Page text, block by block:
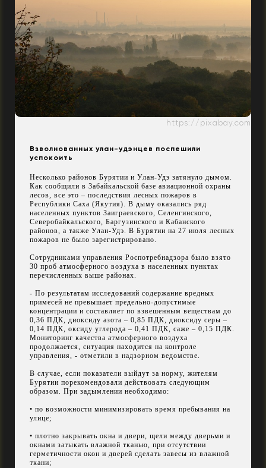
https://pixabay.com
Взволнованных улан-удэнцев поспешили
успокоить
Несколько районов Бурятии и Улан-Удэ затянуло дымом.
Как сообщили в Забайкальской базе авиационной охраны
лесов, все это – последствия лесных пожаров в
Республики Саха (Якутия). В дыму оказались ряд
населенных пунктов Заиграевского, Селенгинского,
Северобайкальского, Баргузинского и Кабанского
районов, а также Улан-Удэ. В Бурятии на 27 июля лесных
пожаров не было зарегистрировано.
Сотрудниками управления Роспотребнадзора было взято
30 проб атмосферного воздуха в населенных пунктах
перечисленных выше районах.
- По результатам исследований содержание вредных
примесей не превышает предельно-допустимые
концентрации и составляет по взвешенным веществам до
0,36 ПДК, диоксиду азота – 0,85 ПДК, диоксиду серы –
0,14 ПДК, оксиду углерода – 0,41 ПДК, саже – 0,15 ПДК.
Мониторинг качества атмосферного воздуха
продолжается, ситуация находится на контроле
управления, - отметили в надзорном ведомстве.
В случае, если показатели выйдут за норму, жителям
Бурятии порекомендовали действовать следующим
образом. При задымлении необходимо:
• по возможности минимизировать время пребывания на
улице;
• плотно закрывать окна и двери, щели между дверьми и
окнами затыкать влажной тканью, при отсутствии
герметичности окон и дверей сделать завесы из влажной
ткани;